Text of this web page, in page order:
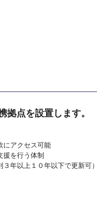
点を設置します。
にアクセス可能
援を行う体制
３年以上１０年以下で更新可